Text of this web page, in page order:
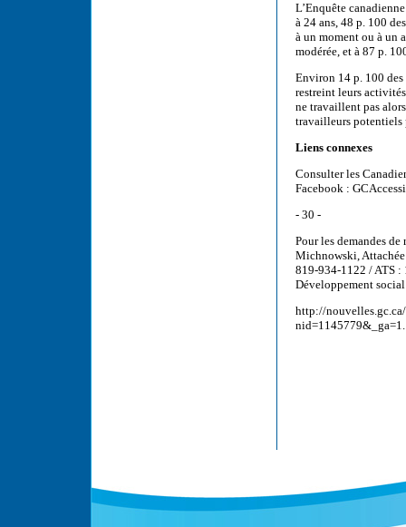
L’Enquête
à 24 ans, 48 p. 100
à un moment ou à un
modérée, et à 87 p.
Environ 14 p. 100
restreint leurs
ne travaillent pas
travailleurs potentiels
Liens connexes
Consulter les
Facebook :
- 30 -
Pour les demandes
Michnowski, Attachée
819-934-1122 / ATS :
Développement
http://